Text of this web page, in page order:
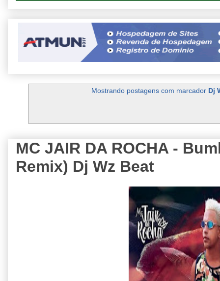
Mostrando postagens com marcador Dj
MC JAIR DA ROCHA -
Remix) Dj Wz Beat